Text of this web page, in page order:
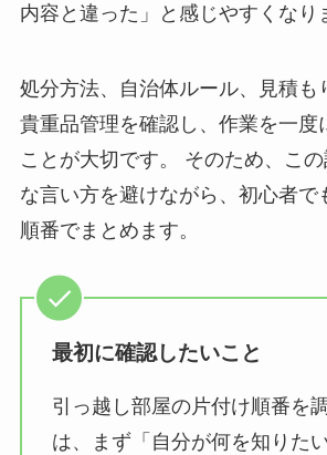
内容と違った」と感じやすくなり
処分方法、自治体ルール、見積も
貴重品管理を確認し、作業を一度
ことが大切です。 そのため、こ
な言い方を避けながら、初心者で
順番でまとめます。
最初に確認したいこと
引っ越し部屋の片付け順番を
は、まず「自分が何を知りた